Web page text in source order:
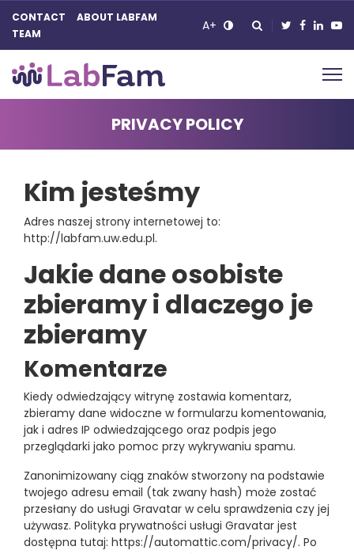
CONTACT
ABOUT LABFAM
TEAM
A+
Main Navigation
PRIVACY POLICY
Kim jesteśmy
Adres naszej strony internetowej to:
http://labfam.uw.edu.pl.
Jakie dane osobiste
zbieramy i dlaczego je
zbieramy
Komentarze
Kiedy odwiedzający witrynę zostawia komentarz,
zbieramy dane widoczne w formularzu komentowania,
jak i adres IP odwiedzającego oraz podpis jego
przeglądarki jako pomoc przy wykrywaniu spamu.
Zanonimizowany ciąg znaków stworzony na podstawie
twojego adresu email (tak zwany hash) może zostać
przesłany do usługi Gravatar w celu sprawdzenia czy jej
używasz. Polityka prywatności usługi Gravatar jest
dostępna tutaj: https://automattic.com/privacy/. Po